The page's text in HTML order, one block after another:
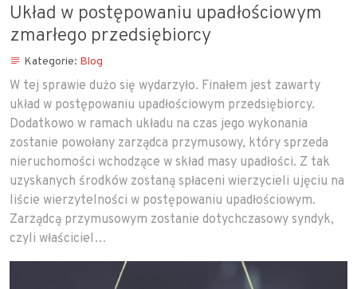
Układ w postępowaniu upadłościowym
zmarłego przedsiębiorcy
Kategorie: Blog
W tej sprawie dużo się wydarzyło. Finałem jest zawarty
układ w postępowaniu upadłościowym przedsiębiorcy.
Dodatkowo w ramach układu na czas jego wykonania
zostanie powołany zarządca przymusowy, który sprzeda
nieruchomości wchodzące w skład masy upadłości. Z tak
uzyskanych środków zostaną spłaceni wierzycieli ujęciu na
liście wierzytelności w postępowaniu upadłościowym.
Zarządcą przymusowym zostanie dotychczasowy syndyk,
czyli właściciel…